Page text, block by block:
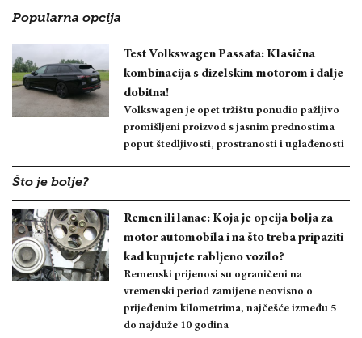
Popularna opcija
Test Volkswagen Passata: Klasična
kombinacija s dizelskim motorom i dalje
dobitna!
Volkswagen je opet tržištu ponudio pažljivo
promišljeni proizvod s jasnim prednostima
poput štedljivosti, prostranosti i uglađenosti
Što je bolje?
Remen ili lanac: Koja je opcija bolja za
motor automobila i na što treba pripaziti
kad kupujete rabljeno vozilo?
Remenski prijenosi su ograničeni na
vremenski period zamijene neovisno o
prijeđenim kilometrima, najčešće između 5
do najduže 10 godina